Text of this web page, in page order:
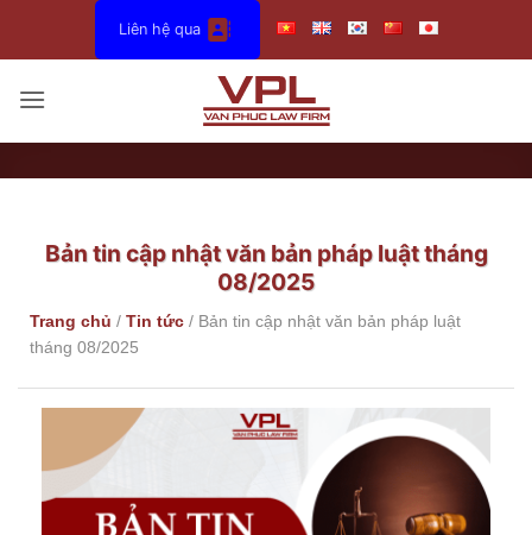
dung
Liên hệ qua
Bản tin cập nhật văn bản pháp luật tháng
08/2025
Trang chủ / Tin tức / Bản tin cập nhật văn bản pháp luật
tháng 08/2025